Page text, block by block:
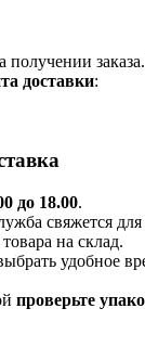
получении
доставки:
до 18.00.
свяжется
на склад.
удобное
проверьте